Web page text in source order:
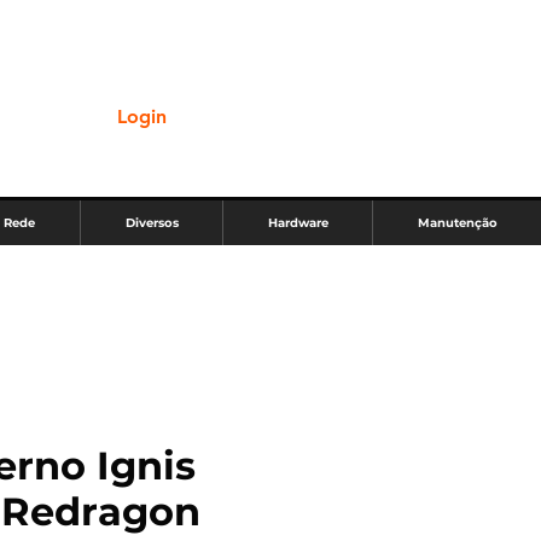
Login
Ignis
Rede Diversos Hardware Manutenção